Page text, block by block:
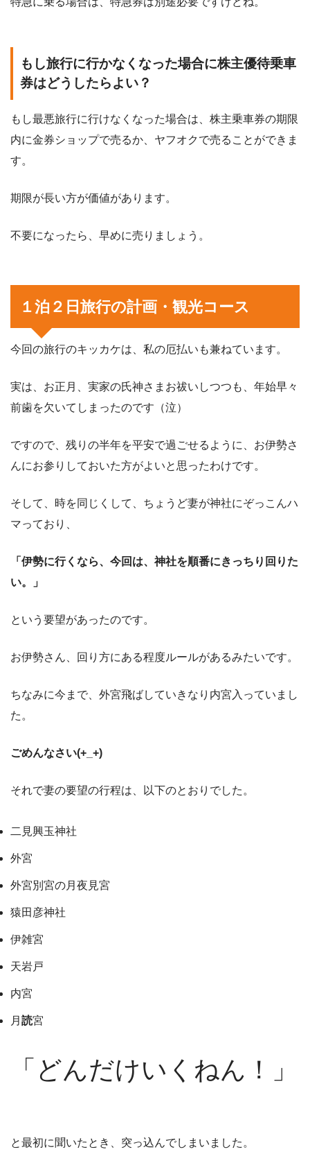
もし旅行に行かなくなった場合に株主優待乗車
券はどうしたらよい？
もし最悪旅行に行けなくなった場合は、株主乗車券の期限
内に金券ショップで売るか、ヤフオクで売ることができま
す。
期限が長い方が価値があります。
不要になったら、早めに売りましょう。
１泊２日旅行の計画・観光コース
今回の旅行のキッカケは、私の厄払いも兼ねています。
実は、お正月、実家の氏神さまお祓いしつつも、年始早々
前歯を欠いてしまったのです（泣）
ですので、残りの半年を平安で過ごせるように、お伊勢さ
んにお参りしておいた方がよいと思ったわけです。
そして、時を同じくして、ちょうど妻が神社にぞっこんハ
マっており、
「伊勢に行くなら、今回は、神社を順番にきっちり回りた
い。」
という要望があったのです。
お伊勢さん、回り方にある程度ルールがあるみたいです。
ちなみに今まで、外宮飛ばしていきなり内宮入っていまし
た。
ごめんなさい(+_+)
それで妻の要望の行程は、以下のとおりでした。
二見興玉神社
外宮
外宮別宮の月夜見宮
猿田彦神社
伊雑宮
天岩戸
内宮
月 読宮
「どんだけいくねん！」
と最初に聞いたとき、突っ込んでしまいました。